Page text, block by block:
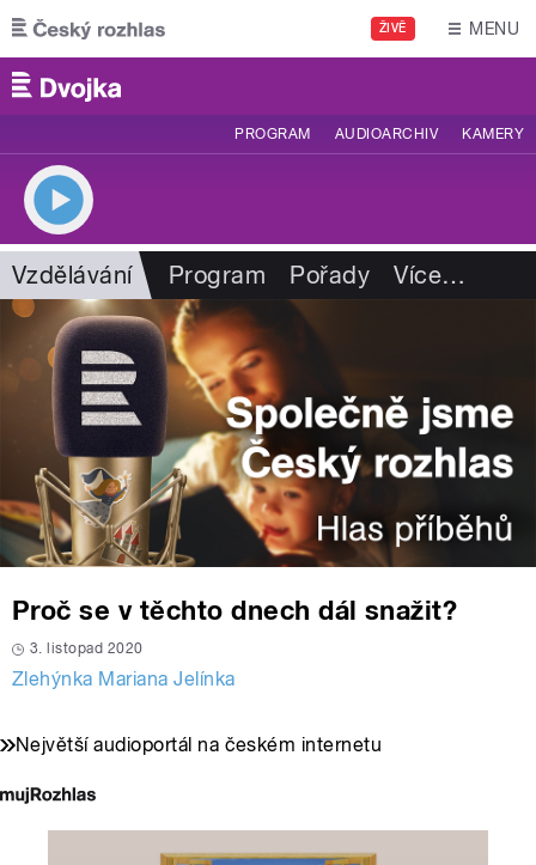
Přejít k hlavnímu obsahu
ŽIVĚ MENU
PROGRAM AUDIOARCHIV KAMERY
Vzdělávání Program Pořady Více…
Proč se v těchto dnech dál snažit?
3. listopad 2020
Zlehýnka Mariana Jelínka
Největší audioportál na českém internetu